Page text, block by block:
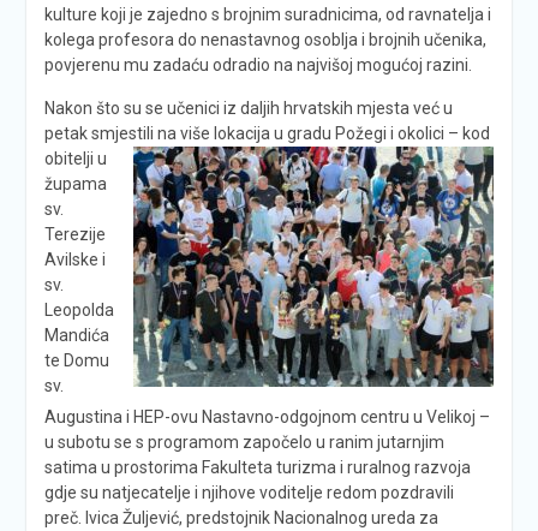
kulture koji je zajedno s brojnim suradnicima, od ravnatelja i
kolega profesora do nenastavnog osoblja i brojnih učenika,
povjerenu mu zadaću odradio na najvišoj mogućoj razini.
Nakon što su se učenici iz daljih hrvatskih mjesta već u
petak smjestili na više lokacija u gradu Požegi i okolici – kod
obitelji u
župama
sv.
Terezije
Avilske i
sv.
Leopolda
Mandića
te Domu
sv.
Augustina i HEP-ovu Nastavno-odgojnom centru u Velikoj –
u subotu se s programom započelo u ranim jutarnjim
satima u prostorima Fakulteta turizma i ruralnog razvoja
gdje su natjecatelje i njihove voditelje redom pozdravili
preč. Ivica Žuljević, predstojnik Nacionalnog ureda za